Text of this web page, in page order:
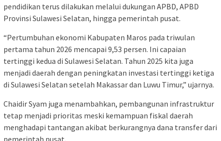
pendidikan terus dilakukan melalui dukungan APBD, APBD
Provinsi Sulawesi Selatan, hingga pemerintah pusat.
“Pertumbuhan ekonomi Kabupaten Maros pada triwulan
pertama tahun 2026 mencapai 9,53 persen. Ini capaian
tertinggi kedua di Sulawesi Selatan. Tahun 2025 kita juga
menjadi daerah dengan peningkatan investasi tertinggi ketiga
di Sulawesi Selatan setelah Makassar dan Luwu Timur,” ujarnya.
Chaidir Syam juga menambahkan, pembangunan infrastruktur
tetap menjadi prioritas meski kemampuan fiskal daerah
menghadapi tantangan akibat berkurangnya dana transfer dari
pemerintah pusat.